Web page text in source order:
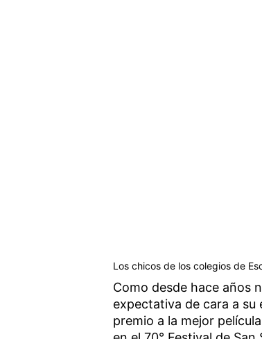
Los chicos de los colegios de
Como desde hace años
expectativa de cara a su
premio a la mejor